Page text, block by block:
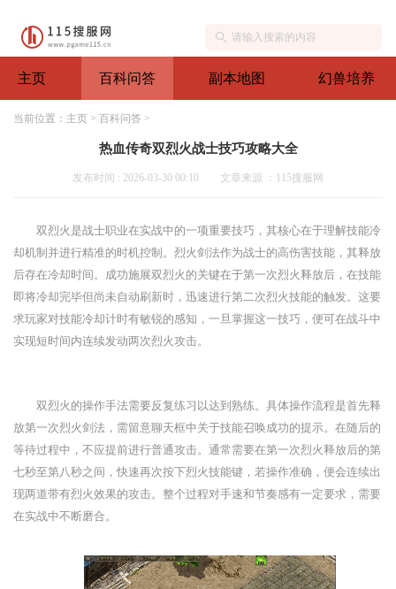
主页 百科问答 副本地图 幻兽培养
当前位置： 主页 > 百科问答 >
热血传奇双烈火战士技巧攻略大全
发布时间 : 2026-03-30 00:10 文章来源 ：115搜服网
双烈火是战士职业在实战中的一项重要技巧，其核心在于理解技能冷
却机制并进行精准的时机控制。烈火剑法作为战士的高伤害技能，其释放
后存在冷却时间。成功施展双烈火的关键在于第一次烈火释放后，在技能
即将冷却完毕但尚未自动刷新时，迅速进行第二次烈火技能的触发。这要
求玩家对技能冷却计时有敏锐的感知，一旦掌握这一技巧，便可在战斗中
实现短时间内连续发动两次烈火攻击。
双烈火的操作手法需要反复练习以达到熟练。具体操作流程是首先释
放第一次烈火剑法，需留意聊天框中关于技能召唤成功的提示。在随后的
等待过程中，不应提前进行普通攻击。通常需要在第一次烈火释放后的第
七秒至第八秒之间，快速再次按下烈火技能键，若操作准确，便会连续出
现两道带有烈火效果的攻击。整个过程对手速和节奏感有一定要求，需要
在实战中不断磨合。